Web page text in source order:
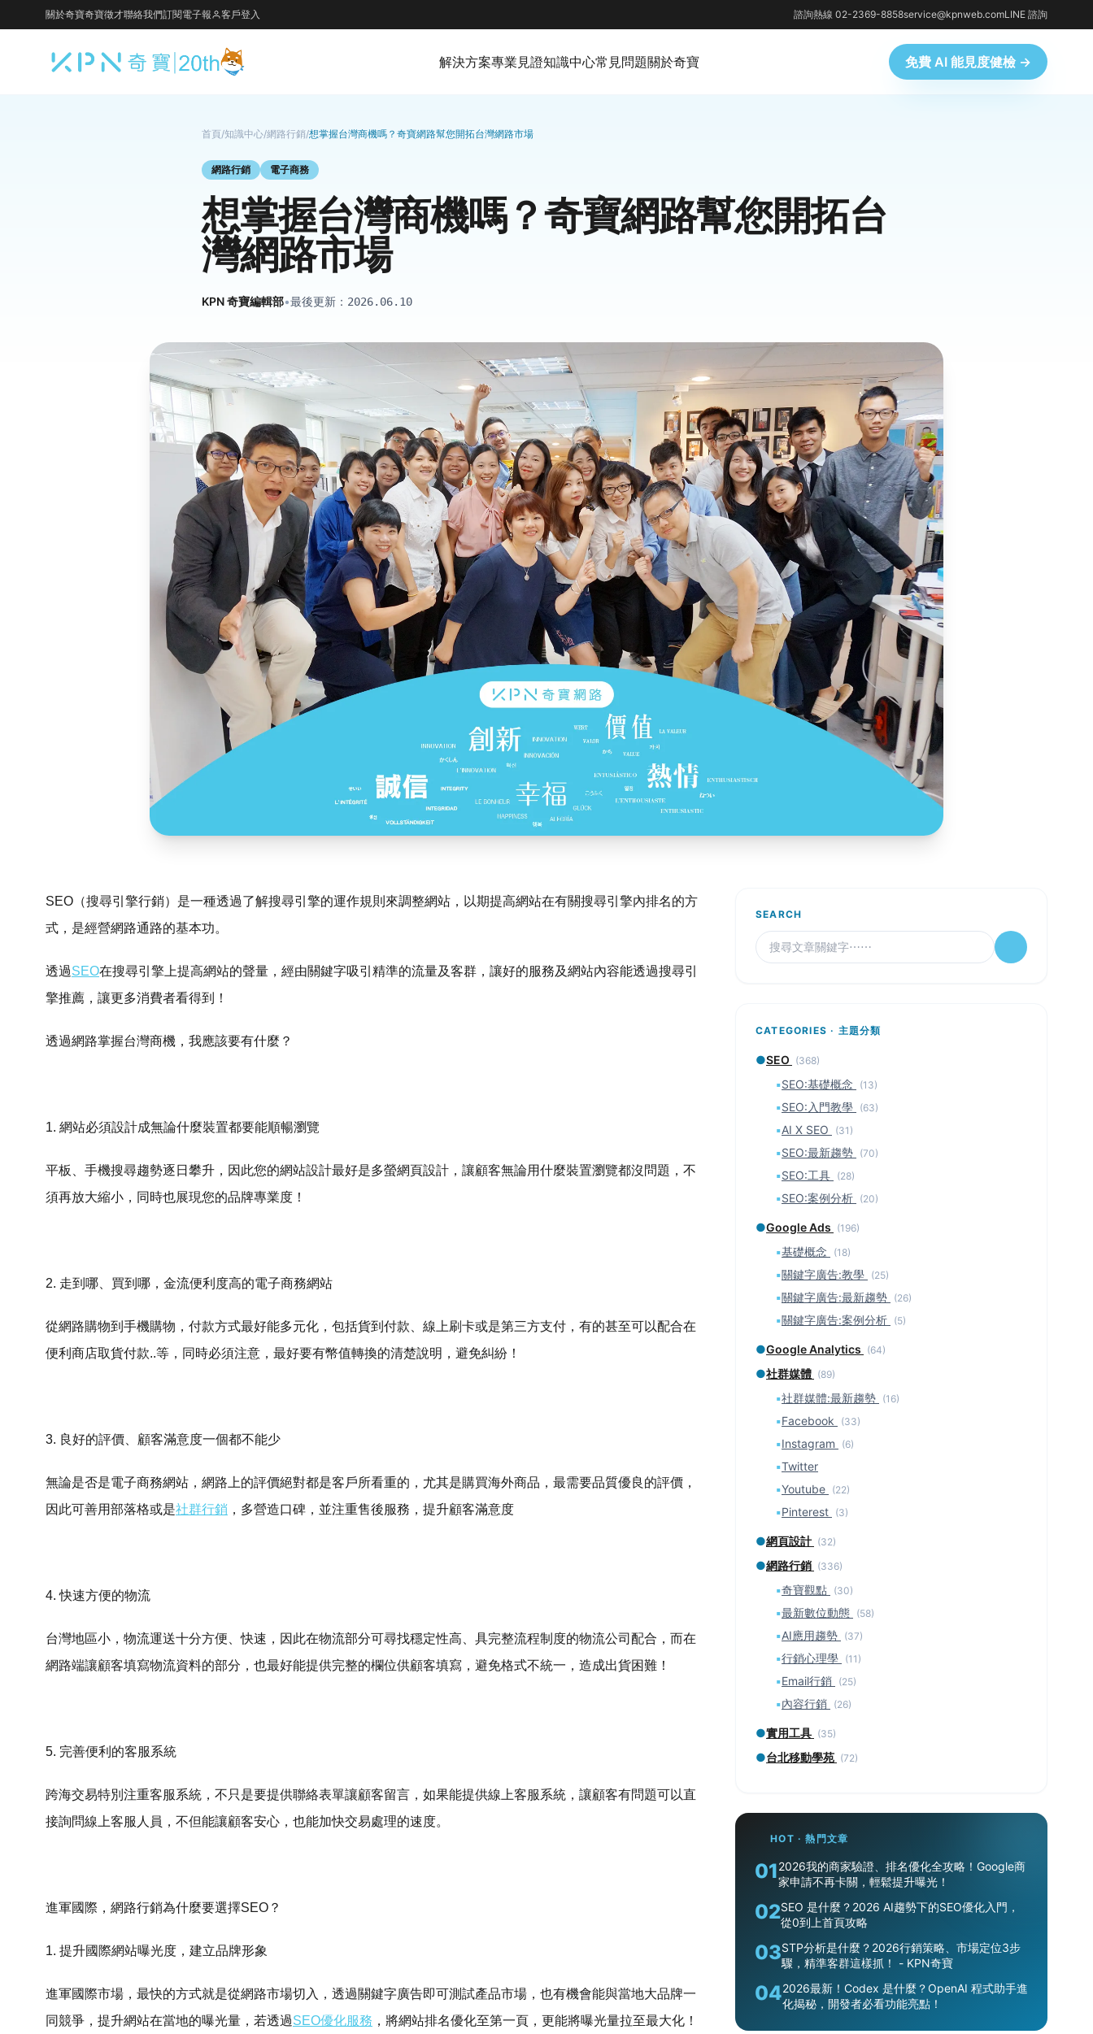
關於奇寶奇寶徵才聯絡我們訂閱電子報 客戶登入 諮詢熱線 02-2369-8858service@kpnweb.comLINE 諮詢
解決方案專業見證知識中心常見問題關於奇寶 免費 AI 能見度健檢 →
首頁/知識中心/網路行銷/想掌握台灣商機嗎？奇寶網路幫您開拓台灣網路市場
網路行銷 電子商務
想掌握台灣商機嗎？奇寶網路幫您開拓台
灣網路市場
KPN 奇寶編輯部•最後更新： 2026.06.10
SEO（搜尋引擎行銷）是一種透過了解搜尋引擎的運作規則來調整網站，以期提高網站在有關搜尋引擎內排名的方
式，是經營網路通路的基本功。
透過SEO在搜尋引擎上提高網站的聲量，經由關鍵字吸引精準的流量及客群，讓好的服務及網站內容能透過搜尋引
擎推薦，讓更多消費者看得到！
透過網路掌握台灣商機，我應該要有什麼？
1. 網站必須設計成無論什麼裝置都要能順暢瀏覽
平板、手機搜尋趨勢逐日攀升，因此您的網站設計最好是多螢網頁設計，讓顧客無論用什麼裝置瀏覽都沒問題，不
須再放大縮小，同時也展現您的品牌專業度！
2. 走到哪、買到哪，金流便利度高的電子商務網站
從網路購物到手機購物，付款方式最好能多元化，包括貨到付款、線上刷卡或是第三方支付，有的甚至可以配合在
便利商店取貨付款..等，同時必須注意，最好要有幣值轉換的清楚說明，避免糾紛！
3. 良好的評價、顧客滿意度一個都不能少
無論是否是電子商務網站，網路上的評價絕對都是客戶所看重的，尤其是購買海外商品，最需要品質優良的評價，
因此可善用部落格或是社群行銷 ，多營造口碑，並注重售後服務，提升顧客滿意度
4. 快速方便的物流
台灣地區小，物流運送十分方便、快速，因此在物流部分可尋找穩定性高、具完整流程制度的物流公司配合，而在
網路端讓顧客填寫物流資料的部分，也最好能提供完整的欄位供顧客填寫，避免格式不統一，造成出貨困難！
5. 完善便利的客服系統
跨海交易特別注重客服系統，不只是要提供聯絡表單讓顧客留言，如果能提供線上客服系統，讓顧客有問題可以直
接詢問線上客服人員，不但能讓顧客安心，也能加快交易處理的速度。
進軍國際，網路行銷為什麼要選擇SEO？
1. 提升國際網站曝光度，建立品牌形象
進軍國際市場，最快的方式就是從網路市場切入，透過關鍵字廣告即可測試產品市場，也有機會能與當地大品牌一
同競爭，提升網站在當地的曝光量，若透過SEO優化服務 ，將網站排名優化至第一頁，更能將曝光量拉至最大化！
SEARCH
CATEGORIES · 主題分類
●SEO (368)
▪SEO:基礎概念 (13)
▪SEO:入門教學 (63)
▪AI X SEO (31)
▪SEO:最新趨勢 (70)
▪SEO:工具 (28)
▪SEO:案例分析 (20)
●Google Ads (196)
▪基礎概念 (18)
▪關鍵字廣告:教學 (25)
▪關鍵字廣告:最新趨勢 (26)
▪關鍵字廣告:案例分析 (5)
●Google Analytics (64)
●社群媒體 (89)
▪社群媒體:最新趨勢 (16)
▪Facebook (33)
▪Instagram (6)
▪Twitter
▪Youtube (22)
▪Pinterest (3)
●網頁設計 (32)
●網路行銷 (336)
▪奇寶觀點 (30)
▪最新數位動態 (58)
▪AI應用趨勢 (37)
▪行銷心理學 (11)
▪Email行銷 (25)
▪內容行銷 (26)
●實用工具 (35)
●台北移動學苑 (72)
HOT · 熱門文章
012026我的商家驗證、排名優化全攻略！Google商
家申請不再卡關，輕鬆提升曝光！
02SEO 是什麼？2026 AI趨勢下的SEO優化入門，
從0到上首頁攻略
03STP分析是什麼？2026行銷策略、市場定位3步
驟，精準客群這樣抓！ - KPN奇寶
042026最新！Codex 是什麼？OpenAI 程式助手進
化揭秘，開發者必看功能亮點！